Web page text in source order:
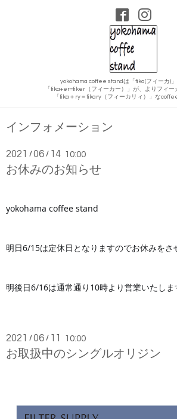
yokohama coffee standは「fika(フィーカ)
「fika+er=fiker（フィーカー）」が、よりフィー
「fika＋ry＝fikary（フィーカリィ）」な
インフォメーション
2021 /06 / 14 10:00
お休みのお知らせ
yokohama coffee stand
明日6/15は定休日となりますのでお休みをさ
明後日6/16は通常通り10時より営業いたしま
2021 /06 / 11 10:00
お取扱中のシングルオリジン